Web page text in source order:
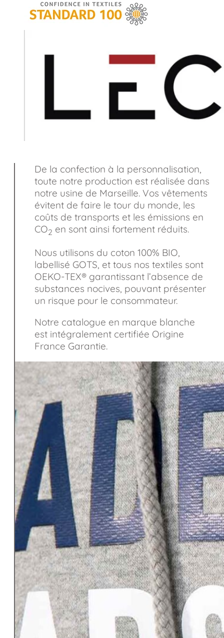
De la confection à la personnalisation,
toute notre production est réalisée dans
notre usine de Marseille. Vos vêtements
évitent de faire le tour du monde, les
coûts de transports et les émissions en
CO2 en sont ainsi fortement réduits.
Nous utilisons du coton 100% BIO,
labellisé GOTS, et tous nos textiles sont
OEKO-TEX® garantissant l’absence de
substances nocives, pouvant présenter
un risque pour le consommateur.
Notre catalogue en marque blanche
est intégralement certifiée Origine
France Garantie.